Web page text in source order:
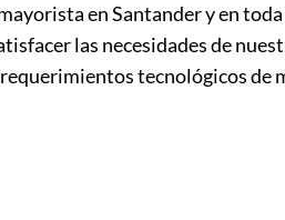
en Santander y en
las necesidades de
tecnológicos de